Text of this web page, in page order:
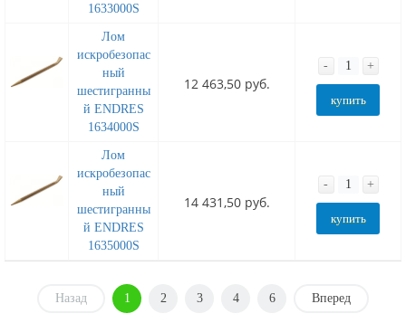
1633000S
Лом
искробезопас
ный
шестигранны
й ENDRES
1634000S
12 463,50 руб.
- +
купить
Лом
искробезопас
ный
шестигранны
й ENDRES
1635000S
14 431,50 руб.
- +
купить
Назад 1 2 3 4 6 Вперед